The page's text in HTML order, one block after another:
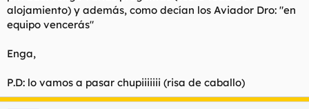
alojamiento) y además, como decían los Aviador Dro: "en
equipo vencerás"
Enga,
P.D: lo vamos a pasar chupiiiiiii (risa de caballo)